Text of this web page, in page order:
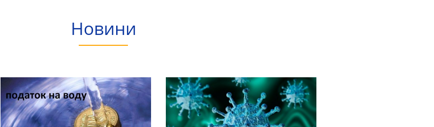
Новини